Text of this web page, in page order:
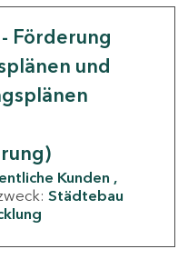
Förderung
und
Kunden
Städtebau